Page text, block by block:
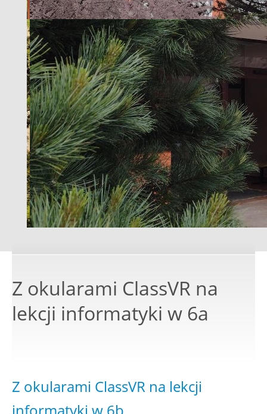
Z okularami ClassVR na
lekcji informatyki w 6a
Z okularami ClassVR na lekcji
informatyki w 6b